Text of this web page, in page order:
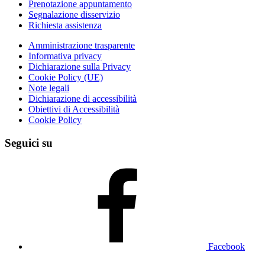
Prenotazione appuntamento
Segnalazione disservizio
Richiesta assistenza
Amministrazione trasparente
Informativa privacy
Dichiarazione sulla Privacy
Cookie Policy (UE)
Note legali
Dichiarazione di accessibilità
Obiettivi di Accessibilità
Cookie Policy
Seguici su
Facebook